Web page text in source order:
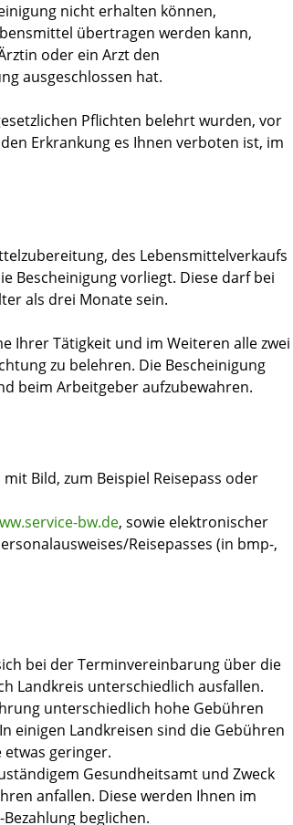
nicht erhalten können,
übertragen werden kann,
oder ein Arzt den
ausgeschlossen hat.
Pflichten belehrt wurden, vor
Erkrankung es Ihnen verboten ist, im
des Lebensmittelverkaufs
Bescheinigung vorliegt. Diese darf bei
als drei Monate sein.
Ihrer Tätigkeit und im Weiteren alle zwei
zu belehren. Die Bescheinigung
beim Arbeitgeber aufzubewahren.
Bild, zum Beispiel Reisepass oder
bw.de, sowie elektronischer
Reisepasses (in bmp-,
bei der Terminvereinbarung über die
Landkreis unterschiedlich ausfallen.
unterschiedlich hohe Gebühren
einigen Landkreisen sind die Gebühren
geringer.
Gesundheitsamt und Zweck
anfallen. Diese werden Ihnen im
beglichen.